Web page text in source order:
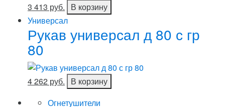
3 413 руб.
В корзину
Универсал
Рукав универсал д 80 с гр
80
4 262 руб.
В корзину
Огнетушители